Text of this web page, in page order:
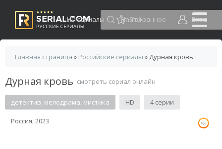
HD сериалы Избранное Вход
Главная страница » Российские сериалы » Дурная кровь
Дурная кровь смотреть сериал онлайн
детектив, мелодрама, мистика HD 4 серии
Россия, 2023